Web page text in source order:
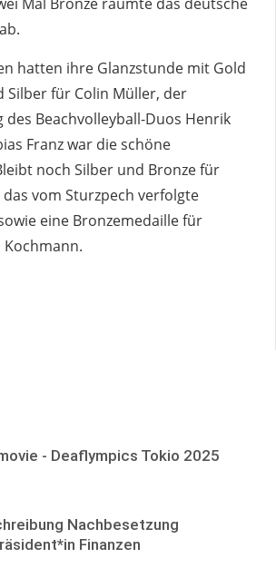
hatten ihre Glanzstunde mit Gold
Silber für Colin Müller, der
des Beachvolleyball-Duos Henrik
Franz war die schöne
noch Silber und Bronze für
vom Sturzpech verfolgte
eine Bronzemedaille für
- Deaflympics Tokio 2025
Nachbesetzung
Finanzen